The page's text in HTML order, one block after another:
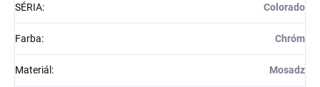
SÉRIA: Colorado
Farba: Chróm
Materiál : Mosadz